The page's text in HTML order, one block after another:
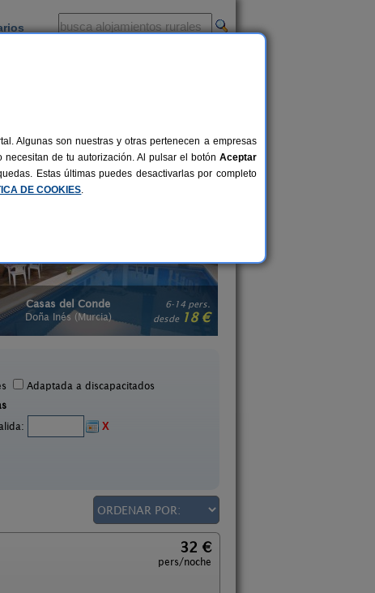
descubre la gran oferta existente de
vacaciones diferentes al calor del
Murcia
casas rurales en el campo
2-8 pers.
desde 30 €
Casa Rural La Bodega
Bullas (Murcia)
Adaptada a discapacitados
X
32 €
pers/noche
Algunas son nuestras y otras pertenecen a empresas
de tu autorización. Al pulsar el botón Aceptar
Estas últimas puedes desactivarlas por completo
DE COOKIES.